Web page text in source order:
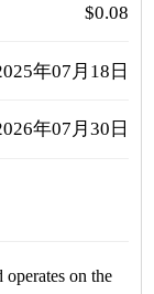
$0.08
年07月18日
年07月30日
on the